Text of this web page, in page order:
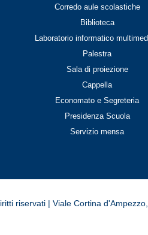
Corredo aule scolastiche
Biblioteca
Laboratorio informatico
Palestra
Sala di proiezione
Cappella
Economato e Segreteria
Presidenza Scuola
Servizio mensa
riservati | Viale Cortina